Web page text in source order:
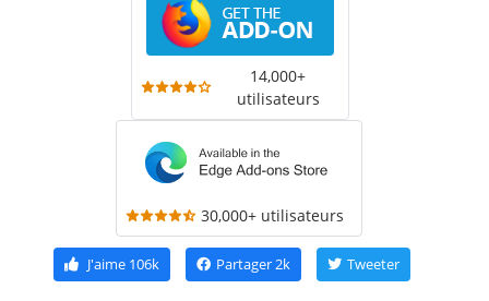
14,000+
utilisateurs
30,000+ utilisateurs
J'aime106k Partager2k Tweeter